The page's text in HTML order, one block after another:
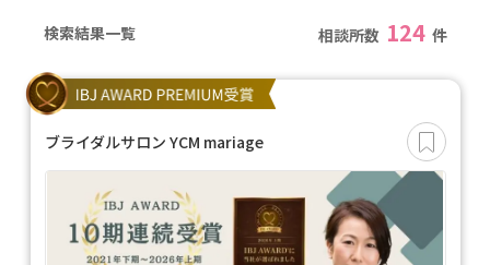
検索結果一覧 相談所数 124 件
ブライダルサロン YCM mariage